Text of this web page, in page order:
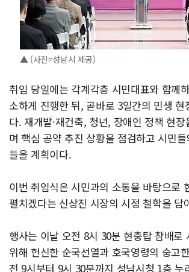
▲ (사진=성남시 제공)
취임 당일에는 각계각층 시민대표와 함께
소하게 진행한 뒤, 곧바로 3일간의 민생 현
다. 재개발·재건축, 청년, 장애인 정책 현
며 핵심 공약 추진 상황을 점검하고 시민
들을 계획이다.
이번 취임식은 시민과의 소통을 바탕으로
펼치겠다는 신상진 시장의 시정 철학을 담
행사는 이날 오전 8시 30분 현충탑 참배로
위해 헌신한 순국선열과 호국영령의 숭고
전 9시부터 9시 30분까지 성남시청 1층 누